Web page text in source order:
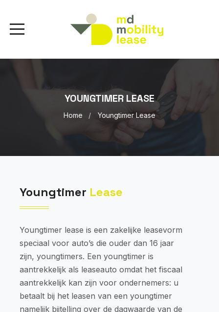
YOUNGTIMER LEASE
Home Youngtimer Lease
Youngtimer Lease
Youngtimer lease is een zakelijke leasevorm
speciaal voor auto’s die ouder dan 16 jaar
zijn, youngtimers. Een youngtimer is
aantrekkelijk als leaseauto omdat het fiscaal
aantrekkelijk kan zijn voor ondernemers: u
betaalt bij het leasen van een youngtimer
namelijk bijtelling over de dagwaarde van de